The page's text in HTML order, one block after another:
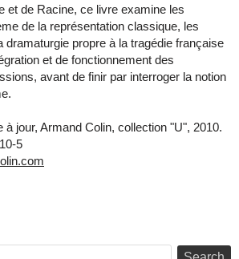
et de Racine, ce livre examine les
de la représentation classique, les
dramaturgie propre à la tragédie française
et de fonctionnement des
avant de finir par interroger la notion
à jour, Armand Colin, collection "U", 2010.
5